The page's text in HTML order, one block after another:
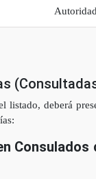
listado, deberá